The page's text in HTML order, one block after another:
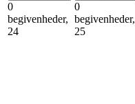
0
begivenheder,
24
0
begivenheder,
25